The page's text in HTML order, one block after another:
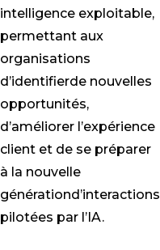
intelligence exploitable,
permettant aux
organisations
d’identifierde nouvelles
opportunités,
d’améliorer l’expérience
client et de se préparer
à la nouvelle
générationd’interactions
pilotées par l’IA.